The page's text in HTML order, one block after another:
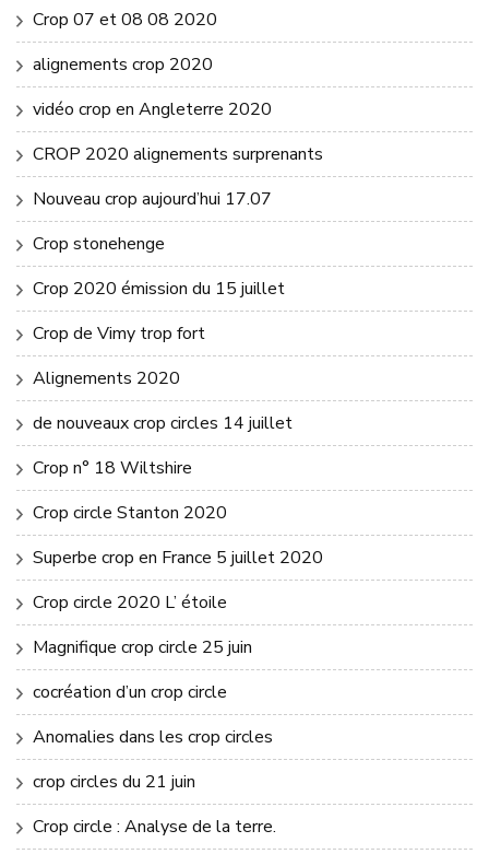
Crop 07 et 08 08 2020
alignements crop 2020
vidéo crop en Angleterre 2020
CROP 2020 alignements surprenants
Nouveau crop aujourd’hui 17.07
Crop stonehenge
Crop 2020 émission du 15 juillet
Crop de Vimy trop fort
Alignements 2020
de nouveaux crop circles 14 juillet
Crop n° 18 Wiltshire
Crop circle Stanton 2020
Superbe crop en France 5 juillet 2020
Crop circle 2020 L’ étoile
Magnifique crop circle 25 juin
cocréation d’un crop circle
Anomalies dans les crop circles
crop circles du 21 juin
Crop circle : Analyse de la terre.